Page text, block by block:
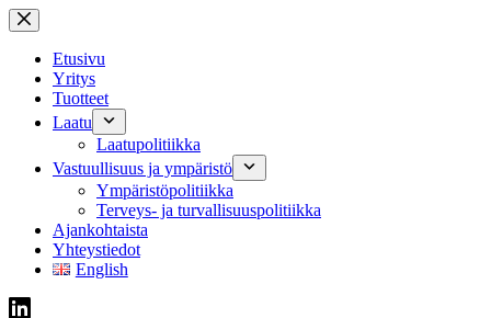
Skip
to
contentEtusivu
Yritys
Tuotteet
Laatu
Laatupolitiikka
Vastuullisuus ja ympäristö
Ympäristöpolitiikka
Terveys- ja turvallisuuspolitiikka
Ajankohtaista
Yhteystiedot
English